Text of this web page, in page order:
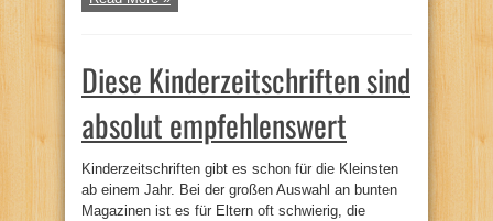
Diese Kinderzeitschriften sind
absolut empfehlenswert
Kinderzeitschriften gibt es schon für die Kleinsten
ab einem Jahr. Bei der großen Auswahl an bunten
Magazinen ist es für Eltern oft schwierig, die